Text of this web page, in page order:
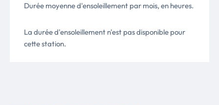
Durée moyenne d'ensoleillement par mois, en heures.
La durée d'ensoleillement n'est pas disponible pour
cette station.